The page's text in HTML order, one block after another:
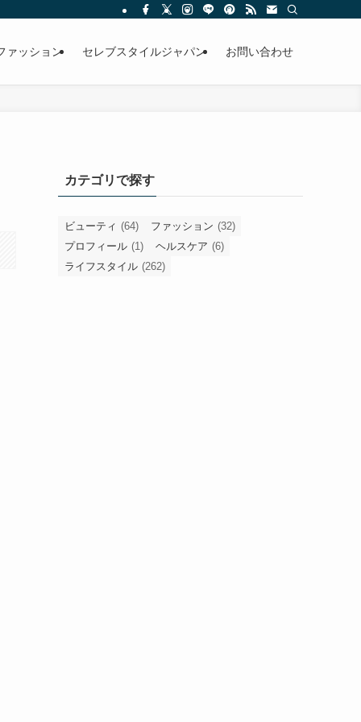
ァッション セレブスタイルジャパン お問い合わせ
カテゴリで探す
ビューティ (64) ファッション (32)
プロフィール (1) ヘルスケア (6)
ライフスタイル (262)